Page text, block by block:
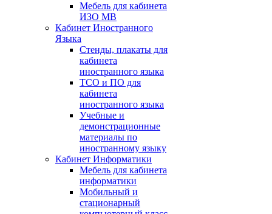
Мебель для кабинета
ИЗО МВ
Кабинет Иностранного
Языка
Стенды, плакаты для
кабинета
иностранного языка
ТСО и ПО для
кабинета
иностранного языка
Учебные и
демонстрационные
материалы по
иностранному языку
Кабинет Информатики
Мебель для кабинета
информатики
Мобильный и
стационарный